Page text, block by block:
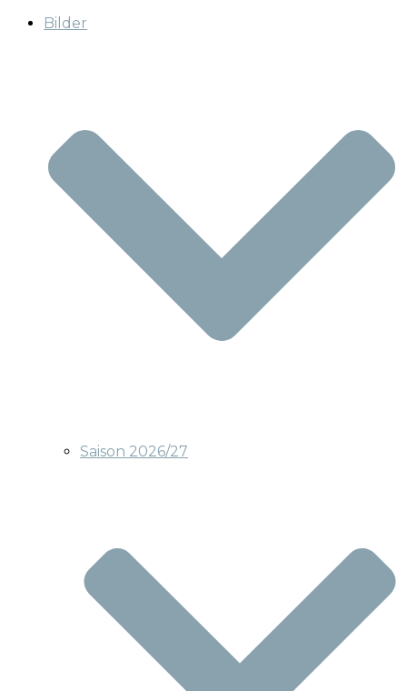
Bilder
Saison 2026/27